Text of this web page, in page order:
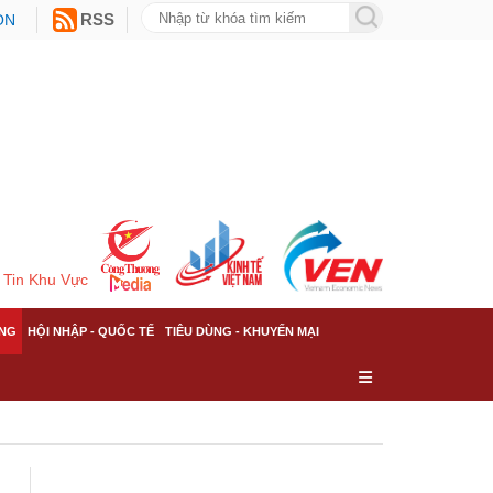
RSS
Tin Khu Vực
HỘI NHẬP - QUỐC TẾ TIÊU DÙNG - KHUYẾN MẠI